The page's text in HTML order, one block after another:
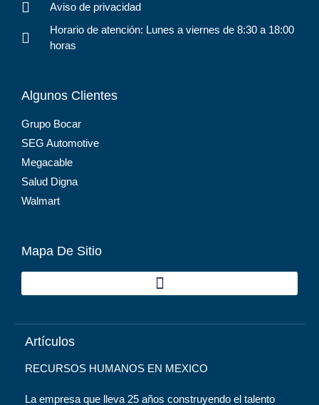
Aviso de privacidad
Horario de atención: Lunes a viernes de 8:30 a 18:00
horas
Algunos Clientes
Grupo Bocar
SEG Automotive
Megacable
Salud Digna
Walmart
Mapa De Sitio
Artículos
RECURSOS HUMANOS EN MEXICO
La empresa que lleva 25 años construyendo el talento